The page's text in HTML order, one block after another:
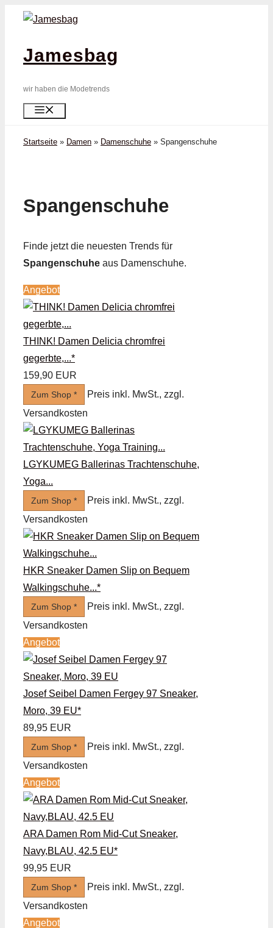
Zum
springenJamesbag
wir haben die Modetrends
Startseite » Damen » Damenschuhe » Spangen­schuhe
Spangen­schuhe
Finde jetzt die neuesten Trends für
Spangen­schuhe aus Damenschuhe.
Angebot
THINK! Damen Delicia chromfrei
gegerbte,...*
159,90 EUR
Zum Shop *
Preis inkl. MwSt., zzgl.
Versandkosten
LGYKUMEG Ballerinas Trachtenschuhe,
Yoga...
Zum Shop *
Preis inkl. MwSt., zzgl.
Versandkosten
HKR Sneaker Damen Slip on Bequem
Walkingschuhe...*
Zum Shop *
Preis inkl. MwSt., zzgl.
Versandkosten
Angebot
Josef Seibel Damen Fergey 97 Sneaker,
Moro, 39 EU*
89,95 EUR
Zum Shop *
Preis inkl. MwSt., zzgl.
Versandkosten
Angebot
ARA Damen Rom Mid-Cut Sneaker,
Navy,BLAU, 42.5 EU*
99,95 EUR
Zum Shop *
Preis inkl. MwSt., zzgl.
Versandkosten
Angebot